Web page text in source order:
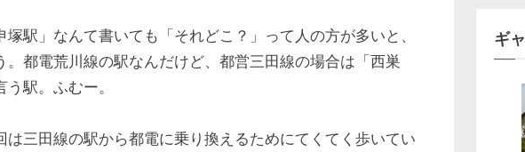
塚駅」なんて書いても「それどこ？」って人の方が多いと、
。都電荒川線の駅なんだけど、都営三田線の場合は「西巣
う駅。ふむー。
は三田線の駅から都電に乗り換えるためにてくてく歩いてい
ギ